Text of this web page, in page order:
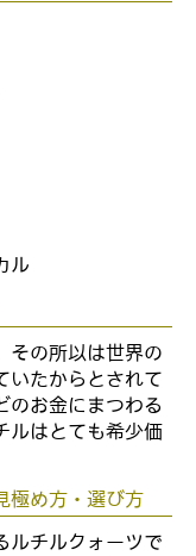
ル
その所以は世界の
いたからとされて
のお金にまつわる
ルはとても希少価
極め方・選び方
ルチルクォーツで